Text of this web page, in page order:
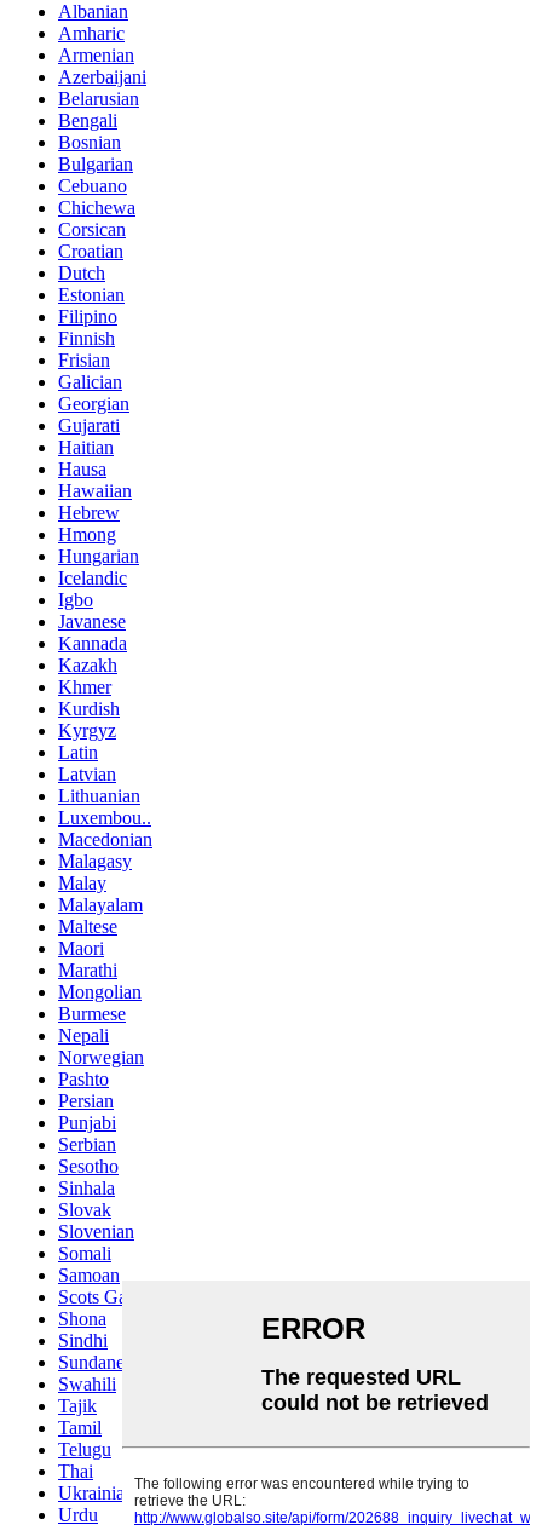
Albanian
Amharic
Armenian
Azerbaijani
Belarusian
Bengali
Bosnian
Bulgarian
Cebuano
Chichewa
Corsican
Croatian
Dutch
Estonian
Filipino
Finnish
Frisian
Galician
Georgian
Gujarati
Haitian
Hausa
Hawaiian
Hebrew
Hmong
Hungarian
Icelandic
Igbo
Javanese
Kannada
Kazakh
Khmer
Kurdish
Kyrgyz
Latin
Latvian
Lithuanian
Luxembou..
Macedonian
Malagasy
Malay
Malayalam
Maltese
Maori
Marathi
Mongolian
Burmese
Nepali
Norwegian
Pashto
Persian
Punjabi
Serbian
Sesotho
Sinhala
Slovak
Slovenian
Somali
Samoan
Scots Gaelic
Shona
Sindhi
Sundanese
Swahili
Tajik
Tamil
Telugu
Thai
Ukrainian
Urdu